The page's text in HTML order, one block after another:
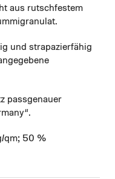
aus rutschfestem
und strapazierfähig
passgenauer
qm; 50 %